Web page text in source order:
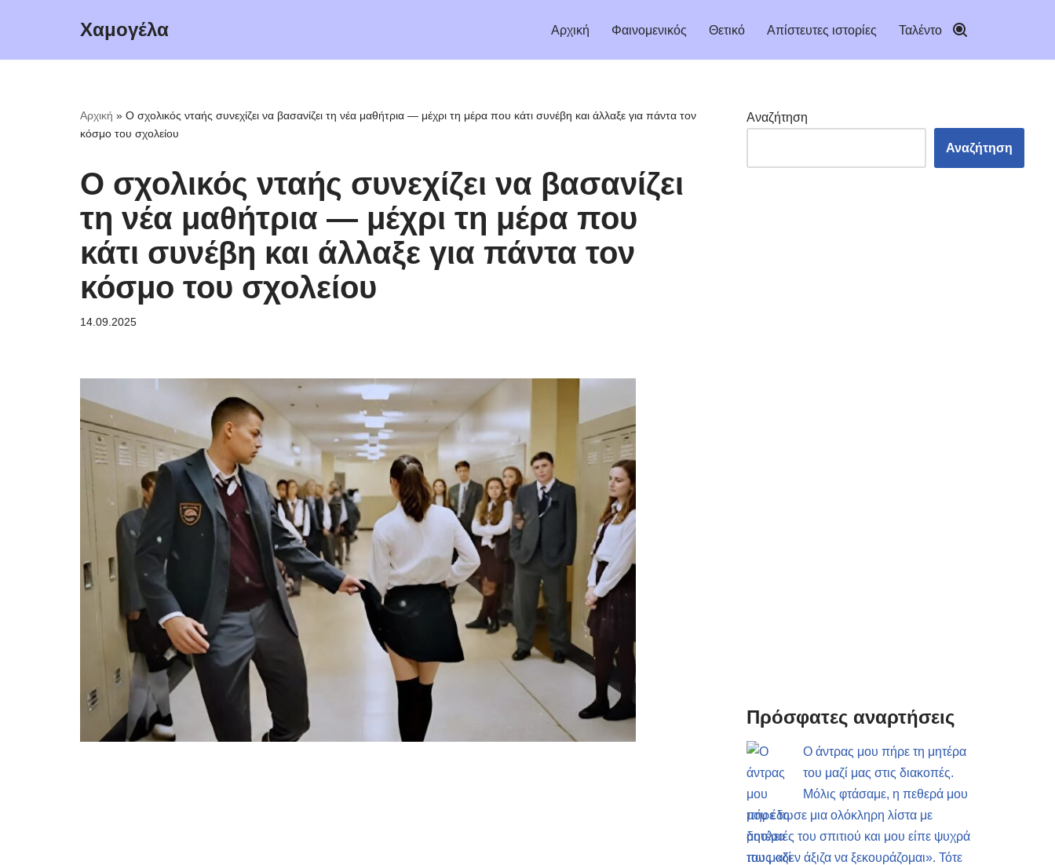
Χαμογέλα Αρχική Φαινομενικός Θετικό Απίστευτες ιστορίες Ταλέντο
Αρχική » Ο σχολικός νταής συνεχίζει να βασανίζει τη νέα μαθήτρια — μέχρι τη μέρα που κάτι συνέβη και άλλαξε για πάντα τον
κόσμο του σχολείου
Ο σχολικός νταής συνεχίζει να βασανίζει
τη νέα μαθήτρια — μέχρι τη μέρα που
κάτι συνέβη και άλλαξε για πάντα τον
κόσμο του σχολείου
14.09.2025
Αναζήτηση
Αναζήτηση
Πρόσφατες αναρτήσεις
Ο άντρας μου πήρε τη μητέρα
του μαζί μας στις διακοπές.
Μόλις φτάσαμε, η πεθερά μου
μου έδωσε μια ολόκληρη λίστα με
δουλειές του σπιτιού και μου είπε ψυχρά
πως «δεν άξιζα να ξεκουράζομαι». Τότε